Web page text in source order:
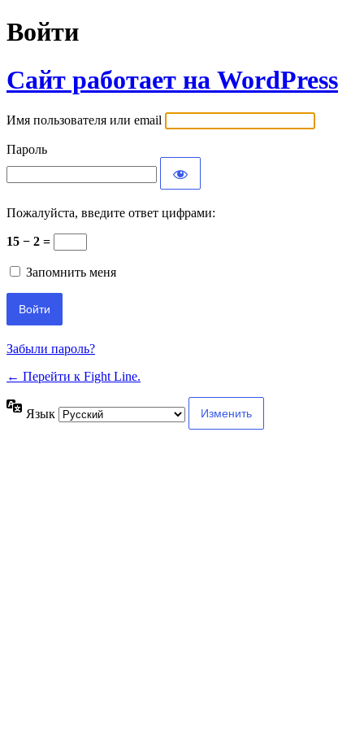
Войти
Сайт работает на WordPress
Имя пользователя или email
Пароль
Пожалуйста, введите ответ цифрами:
15 − 2 =
Запомнить меня
Забыли пароль?
← Перейти к Fight Line.
Язык